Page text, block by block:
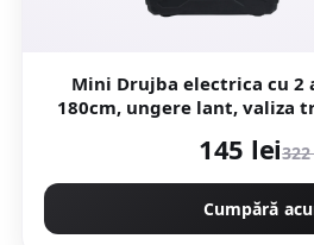
Mini Drujba electrica cu 2
180cm, ungere lant, valiza
145 lei
Cumpără